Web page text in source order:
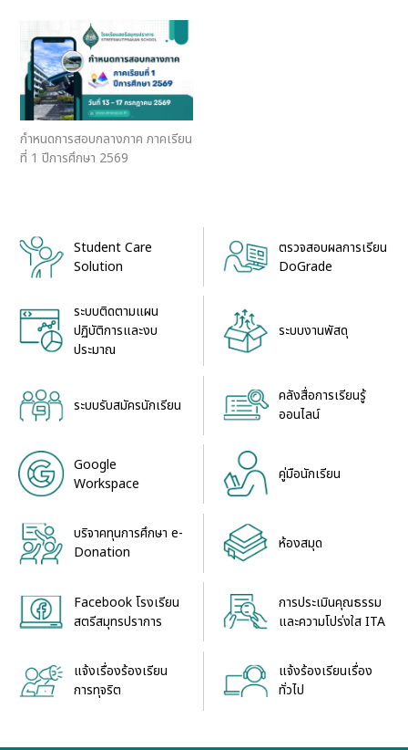
กำหนดการสอบกลางภาค ภาคเรียน
ที่ 1 ปีการศึกษา 2569
Student Care
Solution
ตรวจสอบผลการเรียน
DoGrade
ระบบติดตามแผน
ปฏิบัติการและงบ
ประมาณ
ระบบงานพัสดุ
ระบบรับสมัครนักเรียน
คลังสื่อการเรียนรู้
ออนไลน์
Google
Workspace
คู่มือนักเรียน
บริจาคทุนการศึกษา e-
Donation
ห้องสมุด
Facebook โรงเรียน
สตรีสมุทรปราการ
การประเมินคุณธรรม
และความโปร่งใส ITA
แจ้งเรื่องร้องเรียน
การทุจริต
แจ้งร้องเรียนเรื่อง
ทั่วไป